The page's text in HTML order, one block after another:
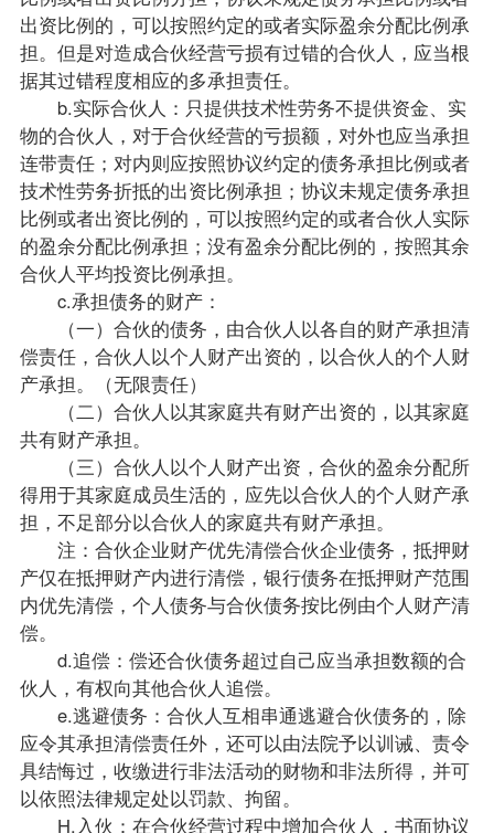
出资比例的，可以按照约定的或者实际盈余分配比例承
担。但是对造成合伙经营亏损有过错的合伙人，应当根
据其过错程度相应的多承担责任。
b.实际合伙人：只提供技术性劳务不提供资金、实
物的合伙人，对于合伙经营的亏损额，对外也应当承担
连带责任；对内则应按照协议约定的债务承担比例或者
技术性劳务折抵的出资比例承担；协议未规定债务承担
比例或者出资比例的，可以按照约定的或者合伙人实际
的盈余分配比例承担；没有盈余分配比例的，按照其余
合伙人平均投资比例承担。
c.承担债务的财产：
（一）合伙的债务，由合伙人以各自的财产承担清
偿责任，合伙人以个人财产出资的，以合伙人的个人财
产承担。（无限责任）
（二）合伙人以其家庭共有财产出资的，以其家庭
共有财产承担。
（三）合伙人以个人财产出资，合伙的盈余分配所
得用于其家庭成员生活的，应先以合伙人的个人财产承
担，不足部分以合伙人的家庭共有财产承担。
注：合伙企业财产优先清偿合伙企业债务，抵押财
产仅在抵押财产内进行清偿，银行债务在抵押财产范围
内优先清偿，个人债务与合伙债务按比例由个人财产清
偿。
d.追偿：偿还合伙债务超过自己应当承担数额的合
伙人，有权向其他合伙人追偿。
e.逃避债务：合伙人互相串通逃避合伙债务的，除
应令其承担清偿责任外，还可以由法院予以训诫、责令
具结悔过，收缴进行非法活动的财物和非法所得，并可
以依照法律规定处以罚款、拘留。
H.入伙：在合伙经营过程中增加合伙人，书面协议